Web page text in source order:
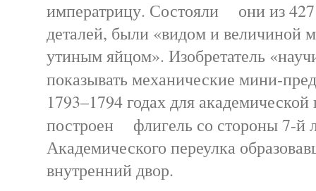
императрицу. Состояли они из
деталей, были «видом и величиной
утиным яйцом». Изобретатель
показывать механические мини-
1793–1794 годах для
построен флигель со стороны 7-й
Академического переулка
внутренний двор.